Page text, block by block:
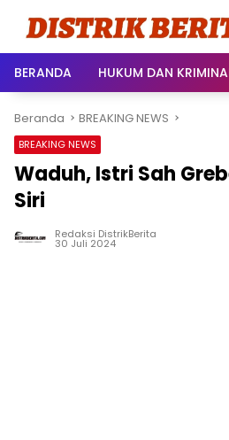
BERANDA
HUKUM DAN
Beranda BREAKING NEWS
BREAKING NEWS
Waduh, Istri Sah
Siri
Redaksi DistrikBerita
30 Juli 2024